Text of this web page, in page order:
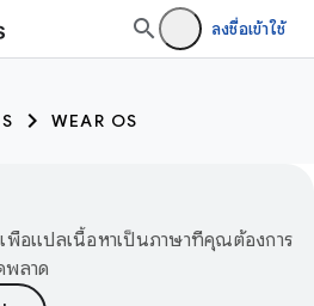
ลงชื่อเข้าใช้
WEAR OS
พื่อแปลเนื้อหาเป็นภาษาที่คุณต้องการ
พลาด